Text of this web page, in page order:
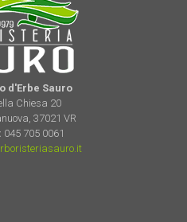
d'Erbe Sauro
Chiesa 20
37021 VR
045 705 0061